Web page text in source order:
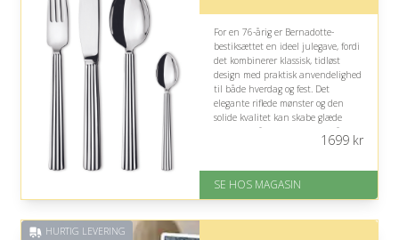
For en 76-årig er Bernadotte-
bestiksættet en ideel julegave, fordi
det kombinerer klassisk, tidløst
design med praktisk anvendelighed
til både hverdag og fest. Det
elegante riflede mønster og den
solide kvalitet kan skabe glæde
omkring måltiderne i mange år.
God Trustpilot rating på 4.1 ud
1699kr
SE HOS MAGASIN
HURTIG LEVERING